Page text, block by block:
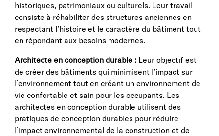
historiques, patrimoniaux ou culturels. Leur travail
consiste à réhabiliter des structures anciennes en
respectant l’histoire et le caractère du bâtiment tout
en répondant aux besoins modernes.
Architecte en conception durable : Leur objectif est
de créer des bâtiments qui minimisent l’impact sur
l’environnement tout en créant un environnement de
vie confortable et sain pour les occupants. Les
architectes en conception durable utilisent des
pratiques de conception durables pour réduire
l’impact environnemental de la construction et de